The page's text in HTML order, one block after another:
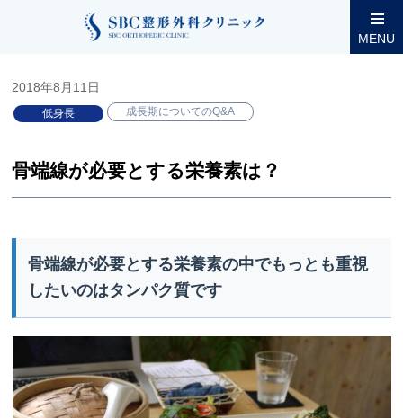
MENU
整形外科コラム 小児低身長 成長期についてのQ&A 骨端
2018年8月11日
低身長 成長期についてのQ&A
骨端線が必要とする栄養素は？
骨端線が必要とする栄養素の中でもっとも重視
したいのはタンパク質です